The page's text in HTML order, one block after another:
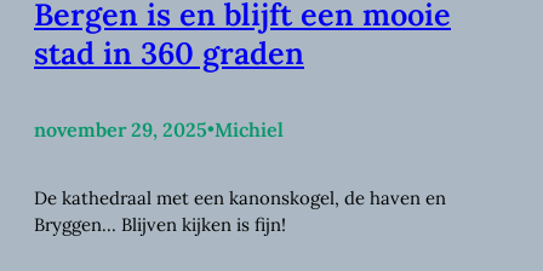
Bergen is en blijft een mooie
stad in 360 graden
november 29, 2025•Michiel
De kathedraal met een kanonskogel, de haven en
Bryggen… Blijven kijken is fijn!